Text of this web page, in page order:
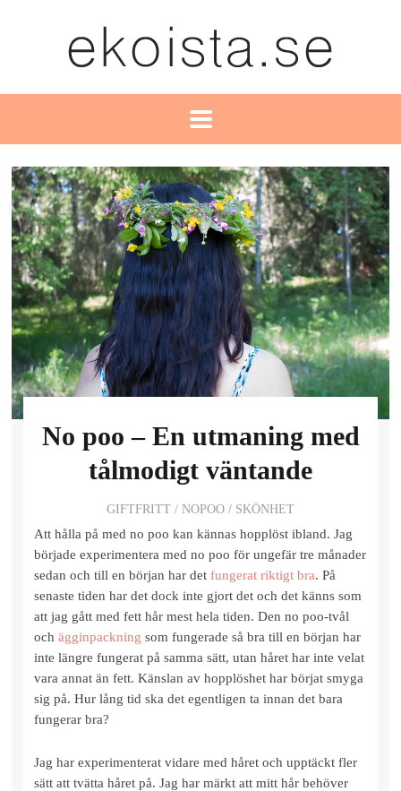
No poo – En utmaning med
tålmodigt väntande
GIFTFRITT / NOPOO / SKÖNHET
Att hålla på med no poo kan kännas hopplöst ibland. Jag
började experimentera med no poo för ungefär tre månader
sedan och till en början har detfungerat riktigt bra. På
senaste tiden har det dock inte gjort det och det känns som
att jag gått med fett hår mest hela tiden. Den no poo-tvål
ochägginpackning som fungerade så bra till en början har
inte längre fungerat på samma sätt, utan håret har inte velat
vara annat än fett. Känslan av hopplöshet har börjat smyga
sig på. Hur lång tid ska det egentligen ta innan det bara
fungerar bra?
Jag har experimenterat vidare med håret och upptäckt fler
sätt att tvätta håret på. Jag har märkt att mitt hår behöver